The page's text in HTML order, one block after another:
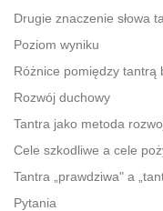
Drugie znaczenie słowa
Poziom wyniku
Różnice pomiędzy tantrą
Rozwój duchowy
Tantra jako metoda
Cele szkodliwe a cele
Tantra „prawdziwa" a
Pytania